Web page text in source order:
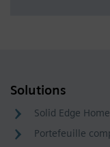
Solutions
Solid Edge
Portefeuille